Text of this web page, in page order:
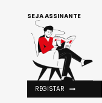
SEJA ASSINANTE
REGISTAR